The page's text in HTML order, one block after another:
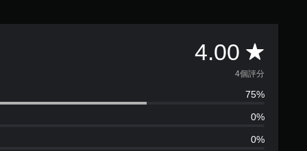
4.00 平
均
評
分
4個評分
75%
0%
0%